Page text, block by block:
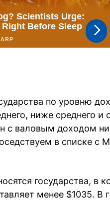
по уровню
ниже среднего и
с валовым доходом
в списке с
государства, в
менее $1035. В